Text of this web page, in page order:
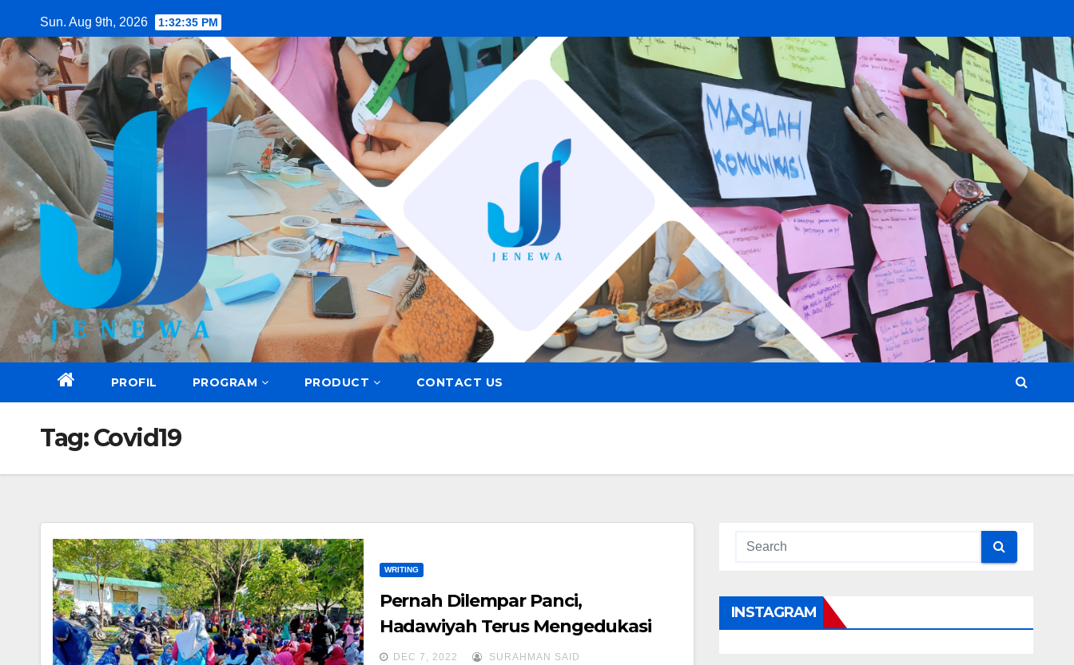
to
content
Sun. Aug 9th, 2026 1:32:37 PM
PROFIL PROGRAM PRODUCT CONTACT US
Tag:Covid19
WRITING
Pernah Dilempar Panci,
Hadawiyah Terus Mengedukasi
DEC 7, 2022 SURAHMAN SAID
INSTAGRAM